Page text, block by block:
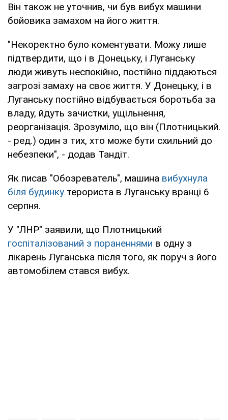
Він також не уточнив, чи був вибух машини
бойовика замахом на його життя.
"Некоректно було коментувати. Можу лише
підтвердити, що і в Донецьку, і Луганську
люди живуть неспокійно, постійно піддаються
загрозі замаху на своє життя. У Донецьку, і в
Луганську постійно відбувається боротьба за
владу, йдуть зачистки, ущільнення,
реорганізація. Зрозуміло, що він (Плотницький.
- ред.) один з тих, хто може бути схильний до
небезпеки", - додав Тандіт.
Як писав "Обозреватель", машина вибухнула
біля будинку терориста в Луганську вранці 6
серпня.
У "ЛНР" заявили, що Плотницький
госпіталізований з пораненнями в одну з
лікарень Луганська після того, як поруч з його
автомобілем стався вибух.